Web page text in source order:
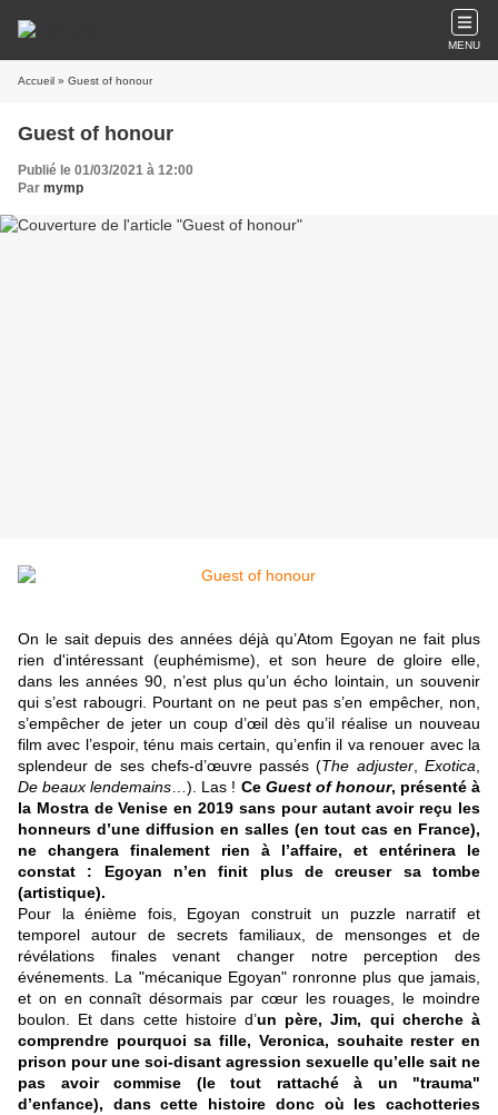
MENU
Accueil » Guest of honour
Guest of honour
Publié le 01/03/2021 à 12:00
Par mymp
On le sait depuis des années déjà qu’Atom Egoyan ne fait plus
rien d'intéressant (euphémisme), et son heure de gloire elle,
dans les années 90, n’est plus qu’un écho lointain, un souvenir
qui s’est rabougri. Pourtant on ne peut pas s’en empêcher, non,
s’empêcher de jeter un coup d’œil dès qu’il réalise un nouveau
film avec l’espoir, ténu mais certain, qu’enfin il va renouer avec la
splendeur de ses chefs-d’œuvre passés (The adjuster,Exotica
De beaux lendemains …). Las ! Ce Guest of honour, présenté à
la Mostra de Venise en 2019 sans pour autant avoir reçu les
honneurs d’une diffusion en salles (en tout cas en France),
ne changera finalement rien à l’affaire, et entérinera le
constat : Egoyan n’en finit plus de creuser sa tombe
(artistique).
Pour la énième fois, Egoyan construit un puzzle narratif et
temporel autour de secrets familiaux, de mensonges et de
révélations finales venant changer notre perception des
événements. La "mécanique Egoyan" ronronne plus que jamais,
et on en connaît désormais par cœur les rouages, le moindre
boulon. Et dans cette histoire d’un père, Jim, qui cherche à
comprendre pourquoi sa fille, Veronica, souhaite rester en
prison pour une soi-disant agression sexuelle qu’elle sait ne
pas avoir commise (le tout rattaché à un "trauma"
d’enfance), dans cette histoire donc où les cachotteries